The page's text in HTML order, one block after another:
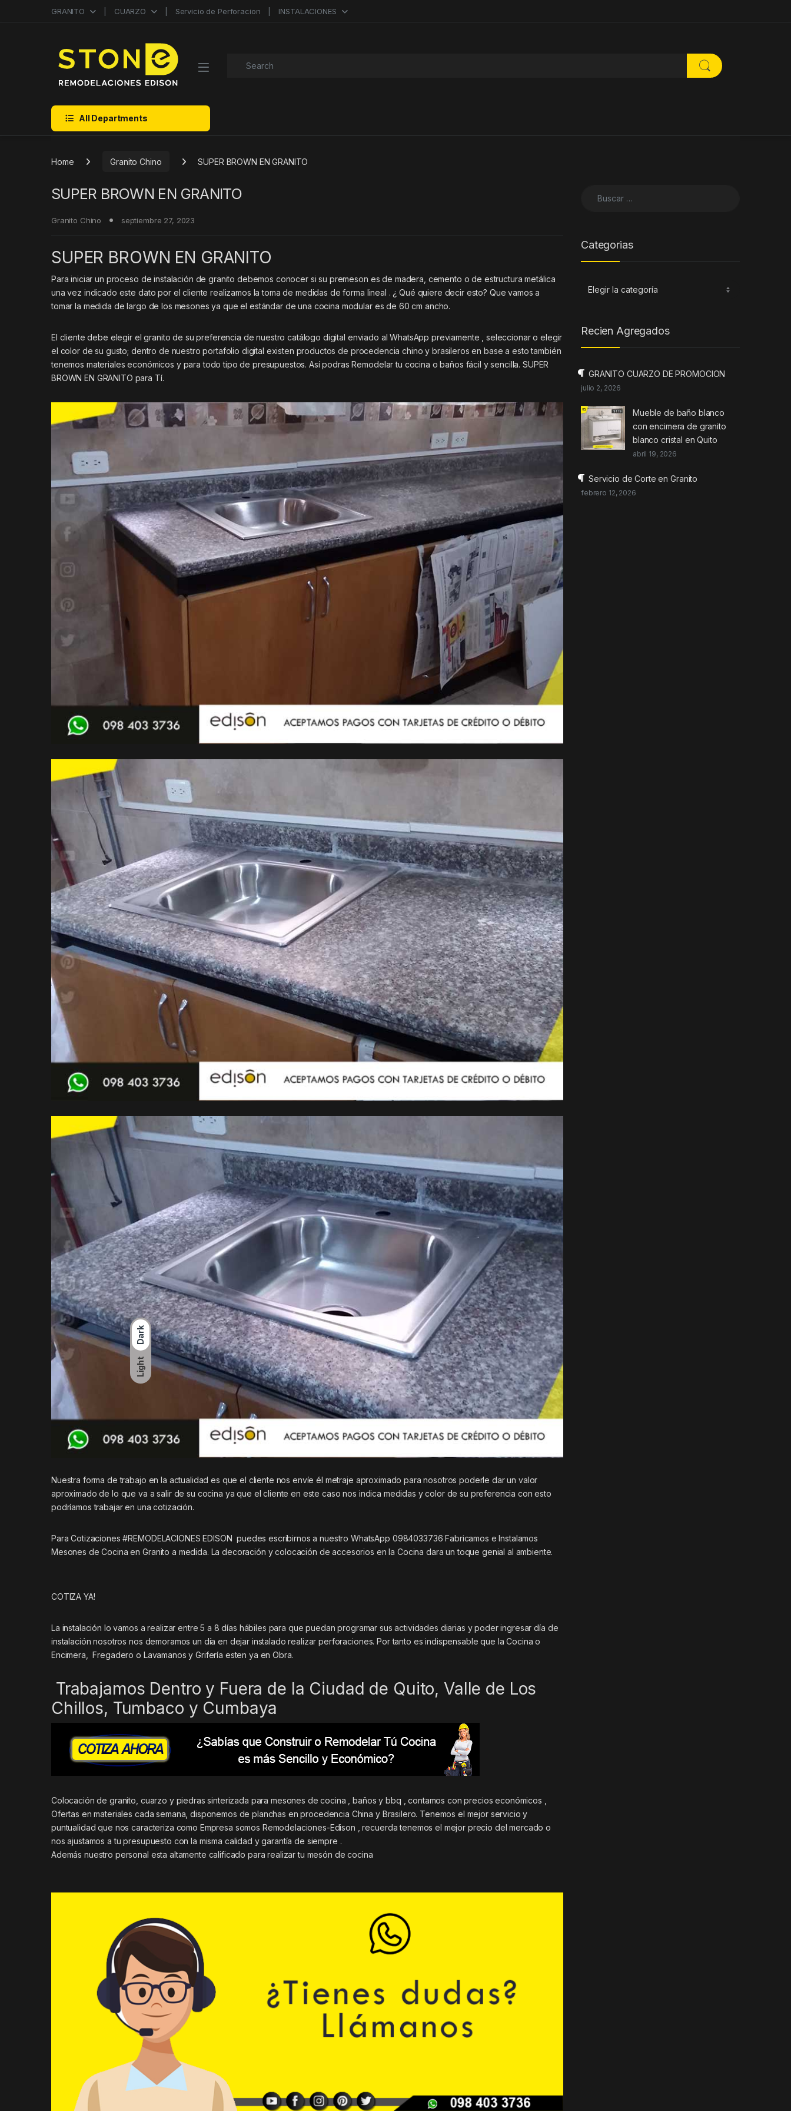
Dark
Light
GRANITO CUARZO Servicio de Perforacion INSTALACIONES
All Departments
Home Granito Chino SUPER BROWN EN GRANITO
SUPER BROWN EN GRANITO
Granito Chino septiembre 27, 2023
SUPER BROWN EN GRANITO
Para iniciar un proceso de instalación de granito debemos conocer si su premeson es de madera, cemento o de estructura metálica
una vez indicado este dato por el cliente realizamos la toma de medidas de forma lineal . ¿ Qué quiere decir esto? Que vamos a
tomar la medida de largo de los mesones ya que el estándar de una cocina modular es de 60 cm ancho.
El cliente debe elegir el granito de su preferencia de nuestro catálogo digital enviado al WhatsApp previamente , seleccionar o elegir
el color de su gusto; dentro de nuestro portafolio digital existen productos de procedencia chino y brasileros en base a esto también
tenemos materiales económicos y para todo tipo de presupuestos. Así podras Remodelar tu cocina o baños fácil y sencilla. SUPER
BROWN EN GRANITO para Tí.
Nuestra forma de trabajo en la actualidad es que el cliente nos envíe él metraje aproximado para nosotros poderle dar un valor
aproximado de lo que va a salir de su cocina ya que el cliente en este caso nos indica medidas y color de su preferencia con esto
podríamos trabajar en una cotización.
Para Cotizaciones #REMODELACIONES EDISON puedes escribirnos a nuestro WhatsApp 0984033736 Fabricamos e Instalamos
Mesones de Cocina en Granito a medida. La decoración y colocación de accesorios en la Cocina dara un toque genial al ambiente.
COTIZA YA!
La instalación lo vamos a realizar entre 5 a 8 días hábiles para que puedan programar sus actividades diarias y poder ingresar día de
instalación nosotros nos demoramos un día en dejar instalado realizar perforaciones. Por tanto es indispensable que la Cocina o
Encimera, Fregadero o Lavamanos y Grifería esten ya en Obra.
Trabajamos Dentro y Fuera de la Ciudad de Quito, Valle de Los
Chillos, Tumbaco y Cumbaya
Colocación de granito, cuarzo y piedras sinterizada para mesones de cocina , baños y bbq , contamos con precios económicos ,
Ofertas en materiales cada semana, disponemos de planchas en procedencia China y Brasilero. Tenemos el mejor servicio y
puntualidad que nos caracteriza como Empresa somos Remodelaciones-Edison , recuerda tenemos el mejor precio del mercado o
nos ajustamos a tu presupuesto con la misma calidad y garantía de siempre .
Además nuestro personal esta altamente calificado para realizar tu mesón de cocina
Categorias
Categorias
Recien Agregados
GRANITO CUARZO DE PROMOCION
julio 2, 2026
Mueble de baño blanco
con encimera de granito
blanco cristal en Quito
abril 19, 2026
Servicio de Corte en Granito
febrero 12, 2026